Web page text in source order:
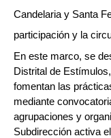
Candelaria y Santa
participación y la
En este marco, se
Distrital de
fomentan las
mediante
agrupaciones y
Subdirección activa